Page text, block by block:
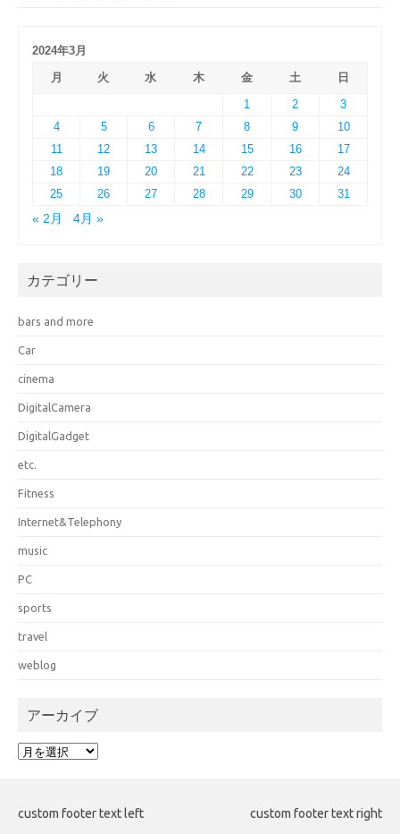
2024年3月
月
火 水 木 金 土
日
1
2
3
4
5 6 7 8 9
10
11
12 13 14 15 16
17
18
19 20 21 22 23
24
25
26 27 28 29 30
31
« 2月
4月 »
カテゴリー
bars and more
Car
cinema
DigitalCamera
DigitalGadget
etc.
Fitness
Internet&Telephony
music
PC
sports
travel
weblog
アーカイブ
ア
ブ
custom footer text left custom footer text right